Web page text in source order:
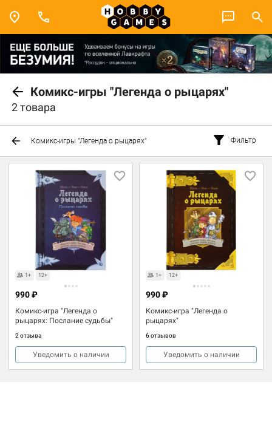
Комикс-игры "Легенда о рыцарях"
2 товара
Комикс-игры "Легенда о рыцарях" Фильтр
1+ 12+
Комикс-игра "Легенда о
рыцарях: Послание судьбы"
2 отзыва
990 ₽
Уведомить о наличии
1+ 12+
Комикс-игра "Легенда о
рыцарях"
6 отзывов
990 ₽
Уведомить о наличии